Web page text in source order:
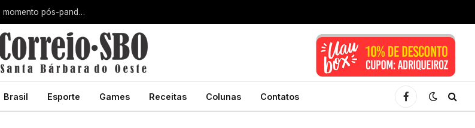
Santa Bárbara d’Oeste alcança maior nota do IDEB no momento pós-pandemia
Brasil Esporte Games Receitas Colunas Contatos
Facebook